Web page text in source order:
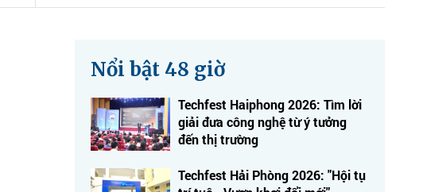
Nổi bật 48 giờ
Techfest Haiphong 2026: Tìm lời
giải đưa công nghệ từ ý tưởng
đến thị trường
Techfest Hải Phòng 2026: "Hội tụ